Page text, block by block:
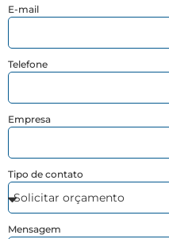
E-mail
Telefone
Empresa
Tipo de contato
Mensagem